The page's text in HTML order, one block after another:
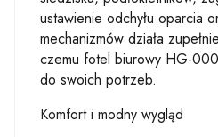
ustawienie odchyłu oparcia
mechanizmów działa
czemu fotel biurowy HG-
do swoich potrzeb.
Komfort i modny wygląd